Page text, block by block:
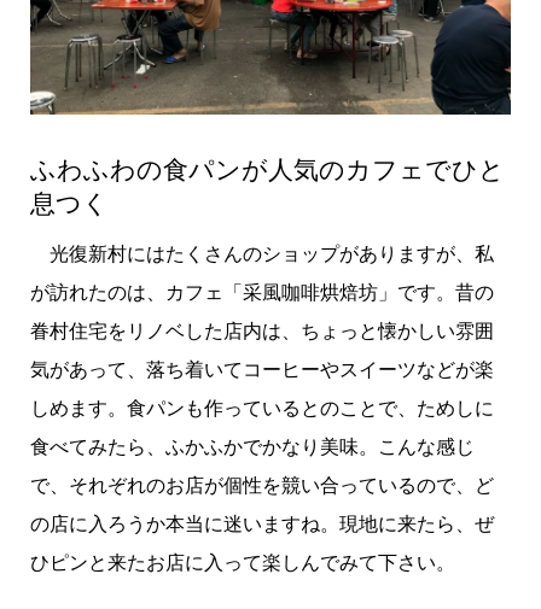
ふわふわの食パンが人気のカフェでひと
息つく
光復新村にはたくさんのショップがありますが、私
が訪れたのは、カフェ「采風咖啡烘焙坊」です。昔の
眷村住宅をリノベした店内は、ちょっと懐かしい雰囲
気があって、落ち着いてコーヒーやスイーツなどが楽
しめます。食パンも作っているとのことで、ためしに
食べてみたら、ふかふかでかなり美味。こんな感じ
で、それぞれのお店が個性を競い合っているので、ど
の店に入ろうか本当に迷いますね。現地に来たら、ぜ
ひピンと来たお店に入って楽しんでみて下さい。